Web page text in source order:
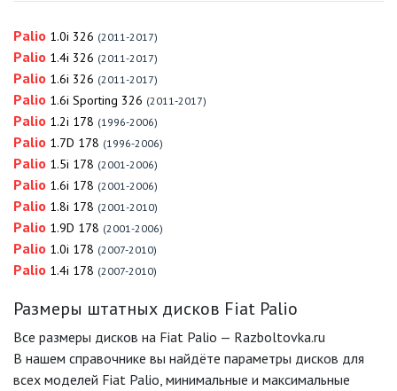
Palio 1.0i 326 (2011-2017)
Palio 1.4i 326 (2011-2017)
Palio 1.6i 326 (2011-2017)
Palio 1.6i Sporting 326 (2011-2017)
Palio 1.2i 178 (1996-2006)
Palio 1.7D 178 (1996-2006)
Palio 1.5i 178 (2001-2006)
Palio 1.6i 178 (2001-2006)
Palio 1.8i 178 (2001-2010)
Palio 1.9D 178 (2001-2006)
Palio 1.0i 178 (2007-2010)
Palio 1.4i 178 (2007-2010)
Размеры штатных дисков Fiat Palio
Все размеры дисков на Fiat Palio — Razboltovka.ru
В нашем справочнике вы найдёте параметры дисков для
всех моделей Fiat Palio, минимальные и максимальные